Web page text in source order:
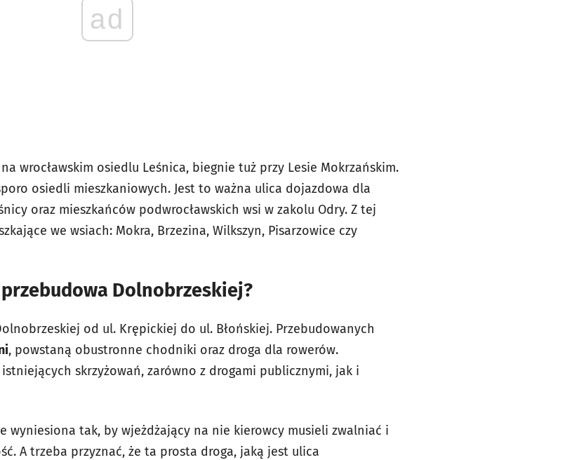
ad
wrocławskim osiedlu Leśnica, biegnie tuż przy Lesie Mokrzańskim.
osiedli mieszkaniowych. Jest to ważna ulica dojazdowa dla
oraz mieszkańców podwrocławskich wsi w zakolu Odry. Z tej
we wsiach: Mokra, Brzezina, Wilkszyn, Pisarzowice czy
Dolnobrzeskiej?
od ul. Krępickiej do ul. Błońskiej. Przebudowanych
, powstaną obustronne chodniki oraz droga dla rowerów.
skrzyżowań, zarówno z drogami publicznymi, jak i
wyniesiona tak, by wjeżdżający na nie kierowcy musieli zwalniać i
A trzeba przyznać, że ta prosta droga, jaką jest ulica